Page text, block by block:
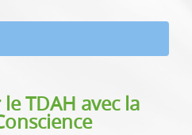
TDAH avec la